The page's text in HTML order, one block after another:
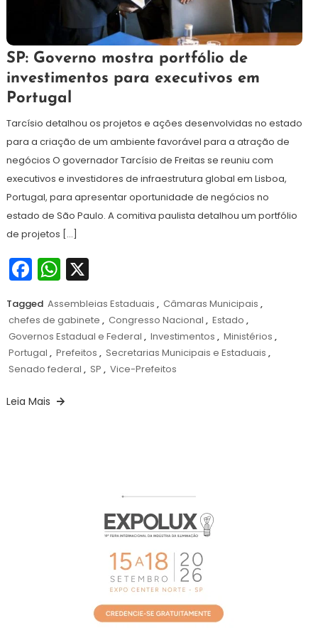
1
de
julho
de
Redação
SP: Governo mostra portfólio de
investimentos para executivos em
Portugal
Tarcísio detalhou os projetos e ações desenvolvidas no estado
para a criação de um ambiente favorável para a atração de
negócios O governador Tarcísio de Freitas se reuniu com
executivos e investidores de infraestrutura global em Lisboa,
Portugal, para apresentar oportunidade de negócios no
estado de São Paulo. A comitiva paulista detalhou um portfólio
de projetos […]
Facebook
WhatsApp
X
Tagged Assembleias Estaduais , Câmaras Municipais ,
chefes de gabinete , Congresso Nacional , Estado ,
Governos Estadual e Federal , Investimentos , Ministérios ,
Portugal , Prefeitos , Secretarias Municipais e Estaduais ,
Senado federal , SP , Vice-Prefeitos
Leia Mais